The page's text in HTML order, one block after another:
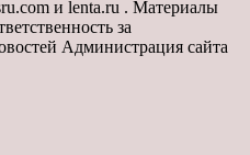
и lenta.ru . Материалы
за
Администрация сайта